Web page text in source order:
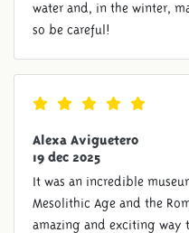
water and, in the winter,
so be careful!
Alexa Aviguetero
19 dec 2025
It was an incredible
Mesolithic Age and the
amazing and exciting way